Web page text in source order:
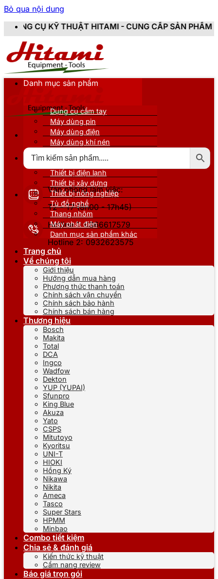
Bỏ qua nội dung
HITAMI - CUNG CẤP SẢN PHẨM CHÍNH HÃNG,
Văn phòng làm việc:
T2 - T7 (8h00 - 17h45)
Hotline 1: 0866617579
Hotline 2: 0932623575
Danh mục sản phẩm
Dụng cụ cầm tay
Máy dùng pin
Máy dùng điện
Máy dùng khí nén
Thiết bị nâng đỡ
Thiết bị điện lạnh
Thiết bị xây dựng
Thiết bị nông nghiệp
Tủ đồ nghề
Thang nhôm
Máy phát điện
Danh mục sản phẩm khác
Trang chủ
Về chúng tôi
Giới thiệu
Hướng dẫn mua hàng
Phương thức thanh toán
Chính sách vận chuyển
Chính sách bảo hành
Chính sách bán hàng
Thương hiệu
Bosch
Makita
Total
DCA
Ingco
Wadfow
Dekton
YUP (YUPAI)
Sfunpro
King Blue
Akuza
Yato
CSPS
Mitutoyo
Kyoritsu
UNI-T
HIOKI
Hồng Ký
Nikawa
Nikita
Ameca
Tasco
Super Stars
HPMM
Minbao
Combo tiết kiệm
Chia sẻ & đánh giá
Kiến thức kỹ thuật
Cẩm nang review
Báo giá trọn gói